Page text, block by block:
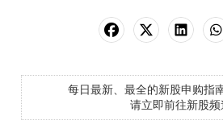
每日最新、最全的新股申购指
请立即前往新股频